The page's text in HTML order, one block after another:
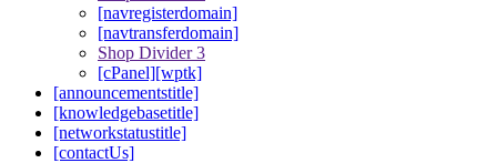
[navregisterdomain]
[navtransferdomain]
Shop Divider 3
[cPanel][wptk]
[announcementstitle]
[knowledgebasetitle]
[networkstatustitle]
[contactUs]